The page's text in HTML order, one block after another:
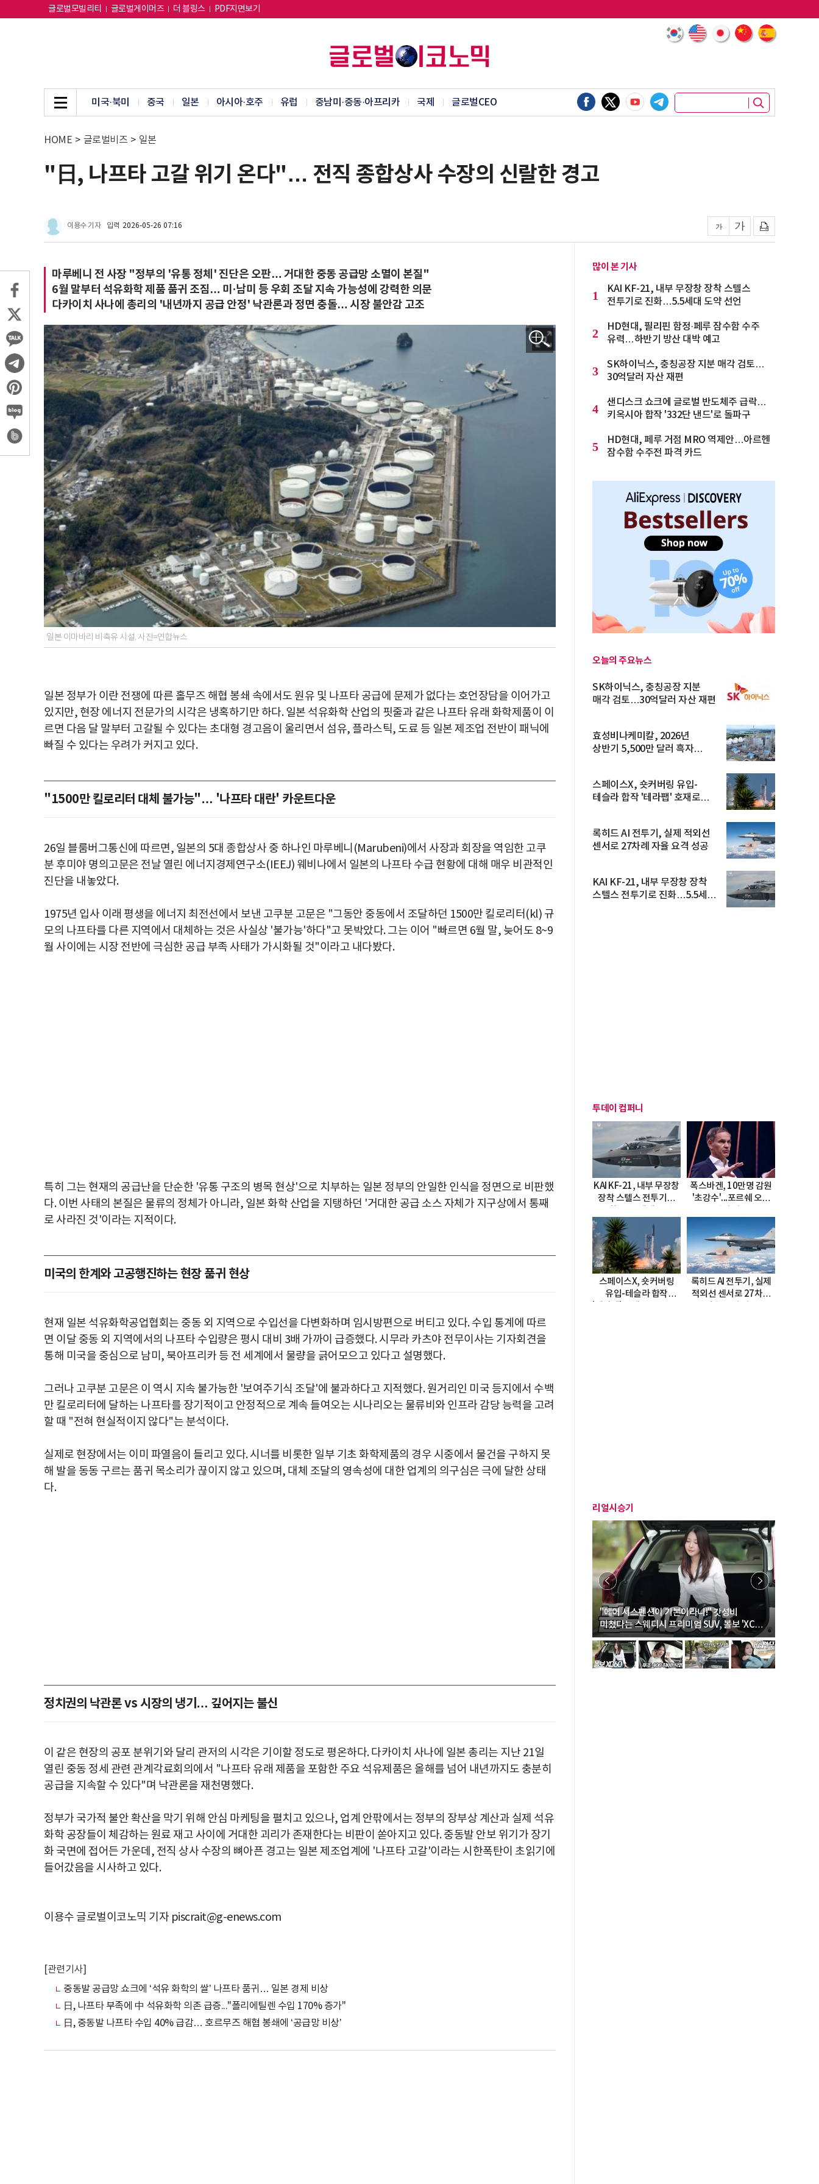
글로벌모빌리티 글로벌게이머즈 더 블링스 PDF지면보기
미국·북미 중국 일본 아시아·호주 유럽 중남미·중동·아프리카 국제 글로벌CEO
HOME > 글로벌비즈 > 일본
"日, 나프타 고갈 위기 온다"… 전직 종합상사 수장의 신랄한 경고
이용수 기자 입력 2026-05-26 07:16
마루베니 전 사장 "정부의 '유통 정체' 진단은 오판… 거대한 중동 공급망 소멸이 본질"
6월 말부터 석유화학 제품 품귀 조짐… 미·남미 등 우회 조달 지속 가능성에 강력한 의문
다카이치 사나에 총리의 '내년까지 공급 안정' 낙관론과 정면 충돌… 시장 불안감 고조
일본 이마바리 비축유 시설. 사진=연합뉴스
일본 정부가 이란 전쟁에 따른 홀무즈 해협 봉쇄 속에서도 원유 및 나프타 공급에 문제가 없다는 호언장담을 이어가고
있지만, 현장 에너지 전문가의 시각은 냉혹하기만 하다. 일본 석유화학 산업의 핏줄과 같은 나프타 유래 화학제품이 이
르면 다음 달 말부터 고갈될 수 있다는 초대형 경고음이 울리면서 섬유, 플라스틱, 도료 등 일본 제조업 전반이 패닉에
빠질 수 있다는 우려가 커지고 있다.
"1500만 킬로리터 대체 불가능"… '나프타 대란' 카운트다운
26일 블룸버그통신에 따르면, 일본의 5대 종합상사 중 하나인 마루베니(Marubeni)에서 사장과 회장을 역임한 고쿠
분 후미야 명의고문은 전날 열린 에너지경제연구소(IEEJ) 웨비나에서 일본의 나프타 수급 현황에 대해 매우 비관적인
진단을 내놓았다.
1975년 입사 이래 평생을 에너지 최전선에서 보낸 고쿠분 고문은 "그동안 중동에서 조달하던 1500만 킬로리터(kl) 규
모의 나프타를 다른 지역에서 대체하는 것은 사실상 '불가능'하다"고 못박았다. 그는 이어 "빠르면 6월 말, 늦어도 8~9
월 사이에는 시장 전반에 극심한 공급 부족 사태가 가시화될 것"이라고 내다봤다.
특히 그는 현재의 공급난을 단순한 '유통 구조의 병목 현상'으로 치부하는 일본 정부의 안일한 인식을 정면으로 비판했
다. 이번 사태의 본질은 물류의 정체가 아니라, 일본 화학 산업을 지탱하던 '거대한 공급 소스 자체가 지구상에서 통째
로 사라진 것'이라는 지적이다.
미국의 한계와 고공행진하는 현장 품귀 현상
현재 일본 석유화학공업협회는 중동 외 지역으로 수입선을 다변화하며 임시방편으로 버티고 있다. 수입 통계에 따르
면 이달 중동 외 지역에서의 나프타 수입량은 평시 대비 3배 가까이 급증했다. 시무라 카츠야 전무이사는 기자회견을
통해 미국을 중심으로 남미, 북아프리카 등 전 세계에서 물량을 긁어모으고 있다고 설명했다.
그러나 고쿠분 고문은 이 역시 지속 불가능한 '보여주기식 조달'에 불과하다고 지적했다. 원거리인 미국 등지에서 수백
만 킬로리터에 달하는 나프타를 장기적이고 안정적으로 계속 들여오는 시나리오는 물류비와 인프라 감당 능력을 고려
할 때 "전혀 현실적이지 않다"는 분석이다.
실제로 현장에서는 이미 파열음이 들리고 있다. 시너를 비롯한 일부 기초 화학제품의 경우 시중에서 물건을 구하지 못
해 발을 동동 구르는 품귀 목소리가 끊이지 않고 있으며, 대체 조달의 영속성에 대한 업계의 의구심은 극에 달한 상태
다.
정치권의 낙관론 vs 시장의 냉기… 깊어지는 불신
이 같은 현장의 공포 분위기와 달리 관저의 시각은 기이할 정도로 평온하다. 다카이치 사나에 일본 총리는 지난 21일
열린 중동 정세 관련 관계각료회의에서 "나프타 유래 제품을 포함한 주요 석유제품은 올해를 넘어 내년까지도 충분히
공급을 지속할 수 있다"며 낙관론을 재천명했다.
정부가 국가적 불안 확산을 막기 위해 안심 마케팅을 펼치고 있으나, 업계 안팎에서는 정부의 장부상 계산과 실제 석유
화학 공장들이 체감하는 원료 재고 사이에 거대한 괴리가 존재한다는 비판이 쏟아지고 있다. 중동발 안보 위기가 장기
화 국면에 접어든 가운데, 전직 상사 수장의 뼈아픈 경고는 일본 제조업계에 '나프타 고갈'이라는 시한폭탄이 초읽기에
들어갔음을 시사하고 있다.
이용수 글로벌이코노믹 기자 piscrait@g-enews.com
[관련기사]
중동발 공급망 쇼크에 ‘석유 화학의 쌀’ 나프타 품귀… 일본 경제 비상
日, 나프타 부족에 中 석유화학 의존 급증..."폴리에틸렌 수입 170% 증가"
日, 중동발 나프타 수입 40% 급감… 호르무즈 해협 봉쇄에 ‘공급망 비상’
많이 본 기사
1
KAI KF-21, 내부 무장창 장착 스텔스
전투기로 진화…5.5세대 도약 선언
2
HD현대, 필리핀 함정·페루 잠수함 수주
유력…하반기 방산 대박 예고
3
SK하이닉스, 충칭공장 지분 매각 검토…
30억달러 자산 재편
4
샌디스크 쇼크에 글로벌 반도체주 급락…
키옥시아 합작 '332단 낸드'로 돌파구
5
HD현대, 페루 거점 MRO 역제안…아르헨
잠수함 수주전 파격 카드
오늘의 주요뉴스
SK하이닉스, 충칭공장 지분
매각 검토…30억달러 자산 재편
효성비나케미칼, 2026년
상반기 5,500만 달러 흑자
스페이스X, 숏커버링 유입-
테슬라 합작 '테라팹' 호재로
록히드 AI 전투기, 실제 적외선
센서로 27차례 자율 요격 성공
KAI KF-21, 내부 무장창 장착
스텔스 전투기로 진화…5.5세대
투데이 컴퍼니
KAI KF-21, 내부 무장창
장착 스텔스 전투기로
폭스바겐, 10만명 감원
'초강수'...포르쉐 오너
스페이스X, 숏커버링
유입-테슬라 합작
록히드 AI 전투기, 실제
적외선 센서로 27차례
리얼시승기
"에어 서스펜션이 기본이라니!" 갓성비
미쳤다는 스웨디시 프리미엄 SUV, 볼보 'XC60
B5 울트라'